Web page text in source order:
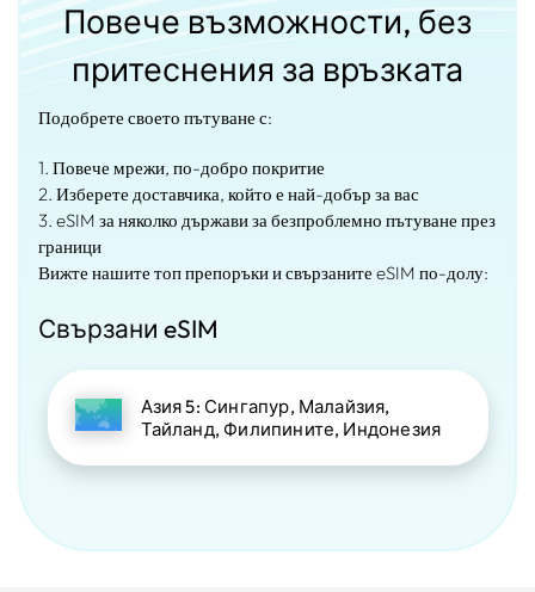
Повече възможности, без
притеснения за връзката
Подобрете своето пътуване с:
1. Повече мрежи, по-добро покритие
2. Изберете доставчика, който е най-добър за вас
3. eSIM за няколко държави за безпроблемно пътуване през
граници
Вижте нашите топ препоръки и свързаните eSIM по-долу:
Свързани eSIM
Азия 5: Сингапур, Малайзия,
Тайланд, Филипините, Индонезия